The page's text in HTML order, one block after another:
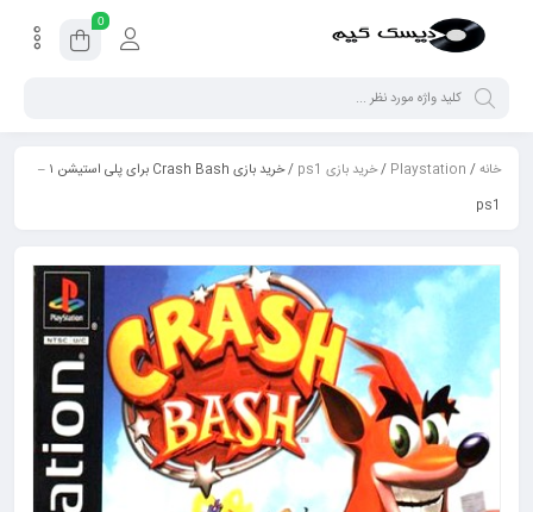
0
خانه/
Playstation
/خرید بازی ps1
/ خرید بازی Crash Bash برای پلی استیشن ۱ –
ps1